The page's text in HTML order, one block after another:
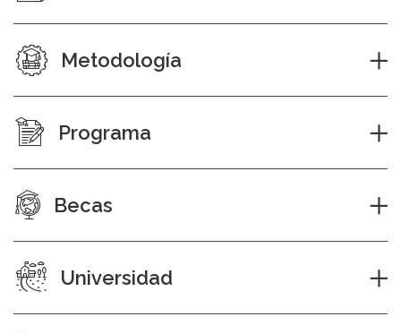
Metodología
Programa
Becas
Universidad